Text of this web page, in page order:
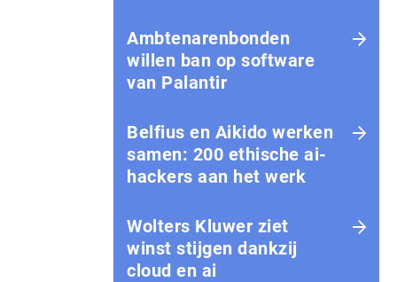
Amb­te­na­ren­bon­den
willen ban op software
van Palantir
Belfius en Aikido werken
samen: 200 ethische ai-
hackers aan het werk
Wolters Kluwer ziet
winst stijgen dankzij
cloud en ai